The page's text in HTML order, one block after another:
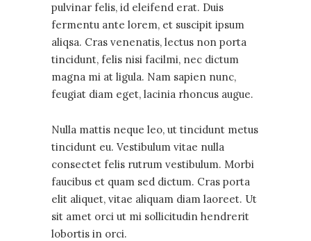
pulvinar felis, id eleifend erat. Duis
fermentu ante lorem, et suscipit ipsum
aliqsa. Cras venenatis, lectus non porta
tincidunt, felis nisi facilmi, nec dictum
magna mi at ligula. Nam sapien nunc,
feugiat diam eget, lacinia rhoncus augue.
Nulla mattis neque leo, ut tincidunt metus
tincidunt eu. Vestibulum vitae nulla
consectet felis rutrum vestibulum. Morbi
faucibus et quam sed dictum. Cras porta
elit aliquet, vitae aliquam diam laoreet. Ut
sit amet orci ut mi sollicitudin hendrerit
lobortis in orci.